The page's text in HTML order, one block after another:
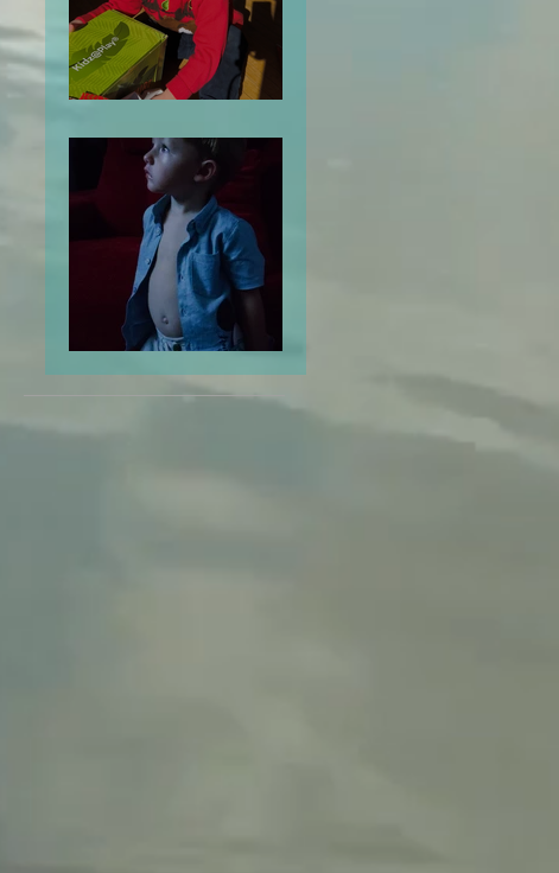
Odio el Odio